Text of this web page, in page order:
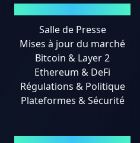
Salle de Presse
Mises à jour du marché
Bitcoin & Layer 2
Ethereum & DeFi
Régulations & Politique
Plateformes & Sécurité